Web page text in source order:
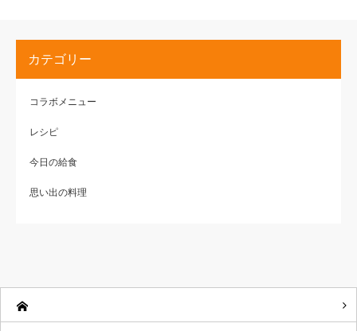
カテゴリー
コラボメニュー
レシピ
今日の給食
思い出の料理